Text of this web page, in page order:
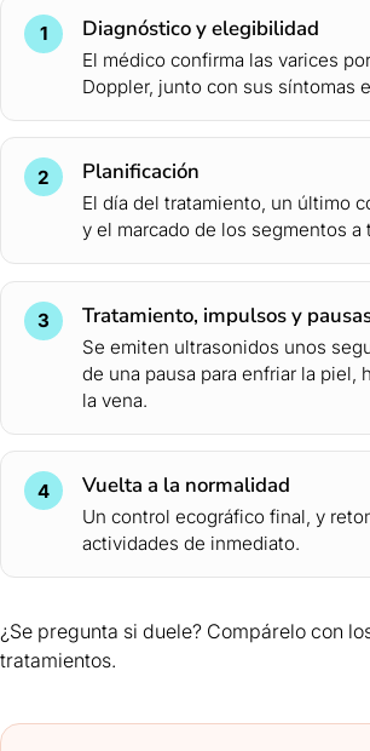
1 Diagnóstico y elegibilidad
El médico confirma las varices
Doppler, junto con sus síntomas
2 Planificación
El día del tratamiento, un último
y el marcado de los segmentos a
3 Tratamiento, impulsos y
Se emiten ultrasonidos unos
de una pausa para enfriar la piel,
la vena.
4 Vuelta a la normalidad
Un control ecográfico final, y
actividades de inmediato.
¿Se pregunta si duele? Compárelo con
tratamientos.